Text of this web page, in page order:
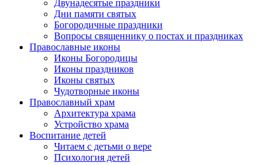
Двунадесятые праздники
Дни памяти святых
Богородичные праздники
Вопросы священнику о постах и праздниках
Православные иконы
Иконы Богородицы
Иконы праздников
Иконы святых
Чудотворные иконы
Православный храм
Архитектура храма
Устройство храма
Воспитание детей
Читаем с детьми о вере
Психология детей